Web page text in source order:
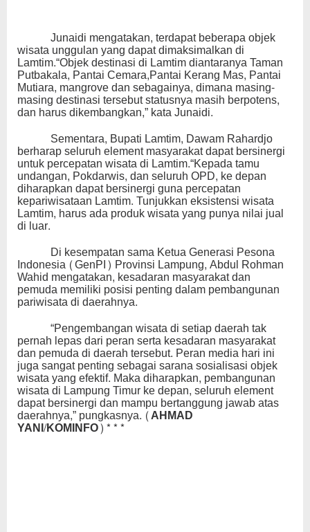
Junaidi mengatakan, terdapat beberapa objek
wisata unggulan yang dapat dimaksimalkan di
Lamtim.“Objek destinasi di Lamtim diantaranya Taman
Putbakala, Pantai Cemara,Pantai Kerang Mas, Pantai
Mutiara, mangrove dan sebagainya, dimana masing-
masing destinasi tersebut statusnya masih berpotens,
dan harus dikembangkan,” kata Junaidi.
Sementara, Bupati Lamtim, Dawam Rahardjo
berharap seluruh element masyarakat dapat bersinergi
untuk percepatan wisata di Lamtim.“Kepada tamu
undangan, Pokdarwis, dan seluruh OPD, ke depan
diharapkan dapat bersinergi guna percepatan
kepariwisataan Lamtim. Tunjukkan eksistensi wisata
Lamtim, harus ada produk wisata yang punya nilai jual
di luar.
Di kesempatan sama Ketua Generasi Pesona
Indonesia (GenPI) Provinsi Lampung, Abdul Rohman
Wahid mengatakan, kesadaran masyarakat dan
pemuda memiliki posisi penting dalam pembangunan
pariwisata di daerahnya.
“Pengembangan wisata di setiap daerah tak
pernah lepas dari peran serta kesadaran masyarakat
dan pemuda di daerah tersebut. Peran media hari ini
juga sangat penting sebagai sarana sosialisasi objek
wisata yang efektif. Maka diharapkan, pembangunan
wisata di Lampung Timur ke depan, seluruh element
dapat bersinergi dan mampu bertanggung jawab atas
daerahnya,” pungkasnya. (AHMAD
YANI/KOMINFO)***